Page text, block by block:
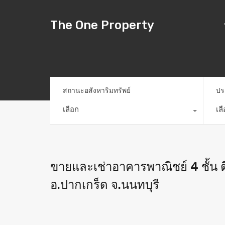
The One Property
สถานะอสังหาริมทรัพย์
เลือก
ป
เ
ขายและเช่าอาคารพาณิชย์ 4 ชั้น
อ.ปากเกร็ด จ.นนทบุรี